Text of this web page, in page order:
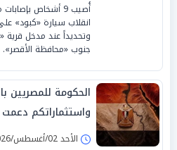
أُصيب 9 أشخاص
انقلاب سيارة «كبود»
وتحديداً عند مدخل قرية
جنوب «محافظة الأقصر».
الحكومة للمصريين
واستثماراتكم
الصمود
الأحد 02/أغسطس/2026 - 02:33 م